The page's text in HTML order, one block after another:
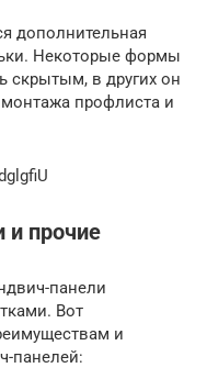
дополнительная
Некоторые формы
скрытым, в других он
монтажа профлиста и
и прочие
панели
Вот
и
панелей: